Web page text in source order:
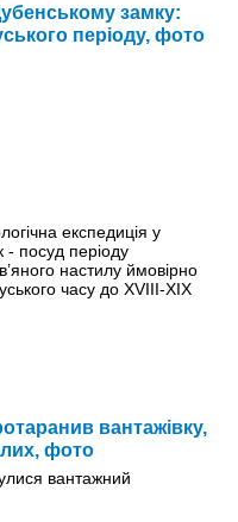
замку:
періоду, фото
експедиція у
- посуд періоду
настилу ймовірно
часу до ХVІІІ-ХІХ
вантажівку,
фото